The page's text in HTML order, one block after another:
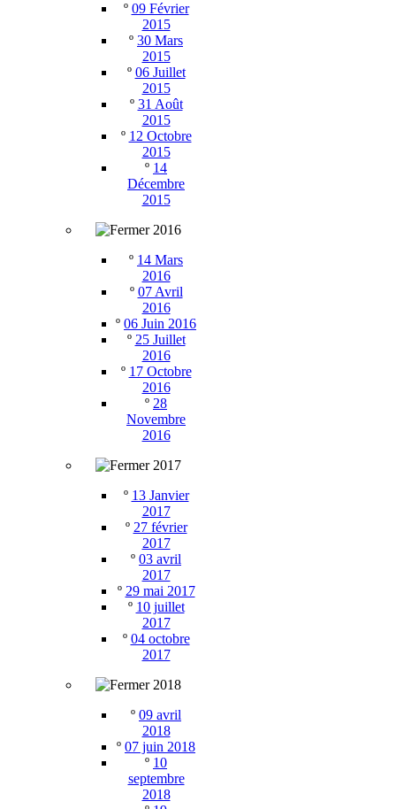
º 09 Février
2015
º 30 Mars
2015
º 06 Juillet
2015
º 31 Août
2015
º 12 Octobre
2015
º 14
Décembre
2015
2016
º 14 Mars
2016
º 07 Avril
2016
º 06 Juin 2016
º 25 Juillet
2016
º 17 Octobre
2016
º 28
Novembre
2016
2017
º 13 Janvier
2017
º 27 février
2017
º 03 avril
2017
º 29 mai 2017
º 10 juillet
2017
º 04 octobre
2017
2018
º 09 avril
2018
º 07 juin 2018
º 10
septembre
2018